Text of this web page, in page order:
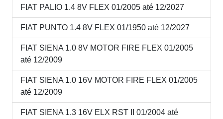
FIAT PALIO 1.4 8V FLEX 01/2005 até 12/2027
FIAT PUNTO 1.4 8V FLEX 01/1950 até 12/2027
FIAT SIENA 1.0 8V MOTOR FIRE FLEX 01/2005
até 12/2009
FIAT SIENA 1.0 16V MOTOR FIRE FLEX 01/2005
até 12/2009
FIAT SIENA 1.3 16V ELX RST II 01/2004 até